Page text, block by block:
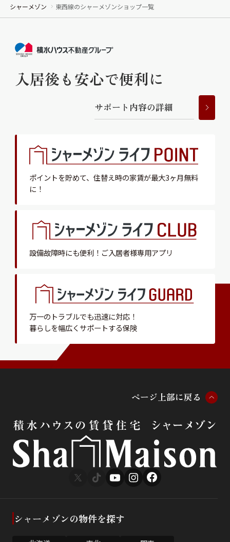
お問い合わせ・よくある質問
シャーメゾンライフ CLUB
シャーメゾンライフ GUARD
らくらくプラチナ
シャーメゾン 東西線のシャーメゾンショップ一覧
入居後も安心で便利に
サポー ト 内容の詳細
ポイントを貯めて、 住替え時の家賃が最大3ヶ月無料
に！
設備故障時にも便利！ ご入居者様専用アプリ
万一のトラブルでも迅速に対応！
暮らしを幅広くサポートする保険
ページ 上部に戻る
シャーメゾンの物件を探す